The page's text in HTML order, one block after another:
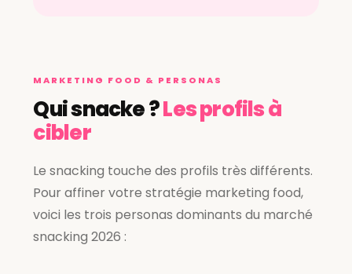
MARKETING FOOD & PERSONAS
Qui snacke ?Les profils à
cibler
Le snacking touche des profils très différents.
Pour affiner votre stratégie marketing food,
voici les trois personas dominants du marché
snacking 2026 :